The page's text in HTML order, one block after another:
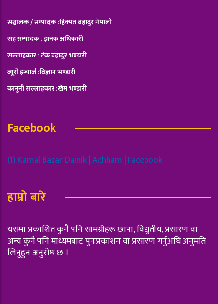
सञ्चालक / सम्पादक :हिक्मत बहादुर नेपाली
सह सम्पादक : झनक अधिकारी
सल्लाहकार : टंक बहादुर भण्डारी
ब्यूरो इन्चार्ज :विज्ञान भण्डारी
कानुनी सल्लाहकार :खेम भण्डारी
Facebook
(1) Kamal Bazar Dainik | Achham | Facebook
हाम्रो बारे
यसमा प्रकाशित कुनै पनि सामग्रीहरू छापा, विद्युतीय, प्रसारण वा
अन्य कुनै पनि माध्यमबाट पुनःप्रकाशन वा प्रसारण गर्नुअघि अनुमति
लिनुहुन अनुरोध छ ।